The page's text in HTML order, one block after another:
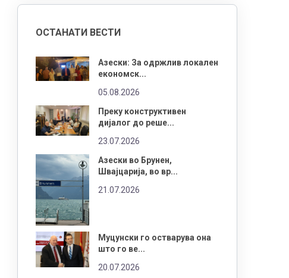
ОСТАНАТИ ВЕСТИ
Азески: За одржлив локален
економск...
05.08.2026
Преку конструктивен
дијалог до реше...
23.07.2026
Азески во Брунен,
Швајцарија, во вр...
21.07.2026
Муцунски го остварува она
што го ве...
20.07.2026